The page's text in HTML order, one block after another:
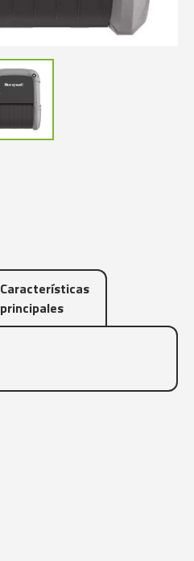
Características
principales